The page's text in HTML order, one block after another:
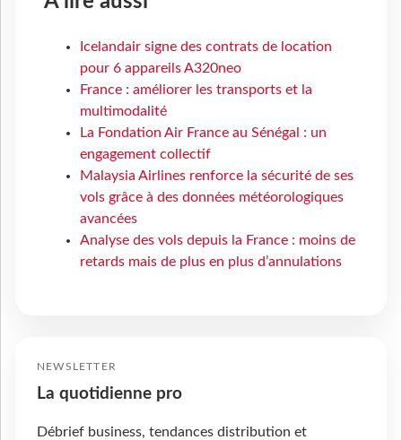
Icelandair signe des contrats de location
pour 6 appareils A320neo
France : améliorer les transports et la
multimodalité
La Fondation Air France au Sénégal : un
engagement collectif
Malaysia Airlines renforce la sécurité de ses
vols grâce à des données météorologiques
avancées
Analyse des vols depuis la France : moins de
retards mais de plus en plus d’annulations
NEWSLETTER
La quotidienne pro
Débrief business, tendances distribution et